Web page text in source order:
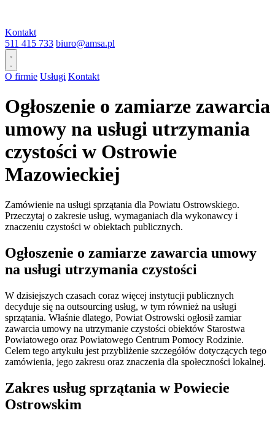
Kontakt
511 415 733 biuro@amsa.pl
O firmie Usługi Kontakt
Ogłoszenie o zamiarze zawarcia
umowy na usługi utrzymania
czystości w Ostrowie
Mazowieckiej
Zamówienie na usługi sprzątania dla Powiatu Ostrowskiego.
Przeczytaj o zakresie usług, wymaganiach dla wykonawcy i
znaczeniu czystości w obiektach publicznych.
Ogłoszenie o zamiarze zawarcia umowy
na usługi utrzymania czystości
W dzisiejszych czasach coraz więcej instytucji publicznych
decyduje się na outsourcing usług, w tym również na usługi
sprzątania. Właśnie dlatego, Powiat Ostrowski ogłosił zamiar
zawarcia umowy na utrzymanie czystości obiektów Starostwa
Powiatowego oraz Powiatowego Centrum Pomocy Rodzinie.
Celem tego artykułu jest przybliżenie szczegółów dotyczących tego
zamówienia, jego zakresu oraz znaczenia dla społeczności lokalnej.
Zakres usług sprzątania w Powiecie
Ostrowskim